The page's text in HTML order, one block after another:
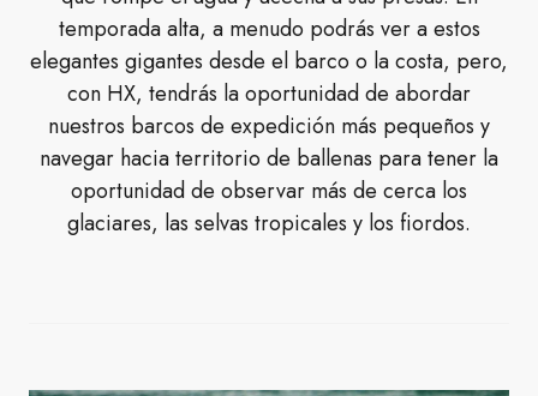
temporada alta, a menudo podrás ver a estos
elegantes gigantes desde el barco o la costa, pero,
con HX, tendrás la oportunidad de abordar
nuestros barcos de expedición más pequeños y
navegar hacia territorio de ballenas para tener la
oportunidad de observar más de cerca los
glaciares, las selvas tropicales y los fiordos.